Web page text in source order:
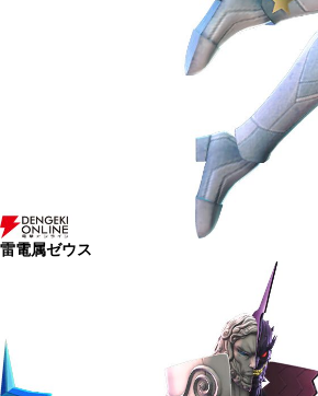
雷電属ゼウス